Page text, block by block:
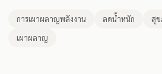
การเผาผลาญพลังงาน ลดน้ำหนัก สุข
เผาผลาญ